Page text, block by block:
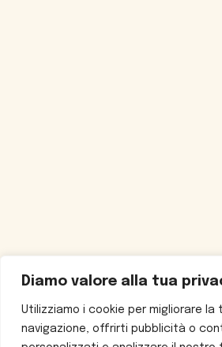
Diamo valore alla tua
Utilizziamo i cookie per migliorare la
navigazione, offrirti pubblicità o